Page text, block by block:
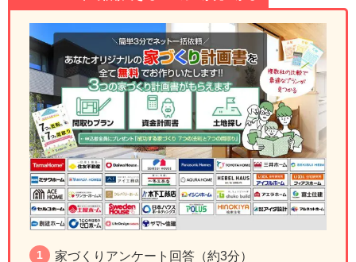
家づくりアンケート回答（約3分）